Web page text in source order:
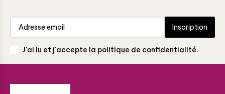
Inscription
J'ai lu et j'accepte la politique de confidentialité.